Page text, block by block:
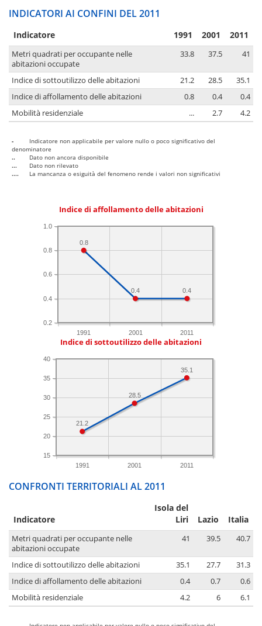
INDICATORI AI CONFINI DEL 2011
Indicatore 1991 2001 2011
Metri quadrati per occupante nelle
abitazioni occupate
33.8 37.5 41
Indice di sottoutilizzo delle abitazioni 21.2 28.5
35.1
Indice di affollamento delle abitazioni
0.8 0.4
0.4
Mobilità residenziale
... 2.7 4.2
-
Indicatore non applicabile per valore nullo o poco significativo del
denominatore
..
Dato non ancora disponibile
...
Dato non rilevato
....
La mancanza o esiguità del fenomeno rende i valori non significativi
Indice di affollamento delle abitazioni
1991 2001 2011
0.2
0.4
0.6
0.8
1.0
0.4
0.4
0.8
Indice di sottoutilizzo delle abitazioni
1991 2001 2011
15
20
25
30
35
40
35.1
28.5
21.2
CONFRONTI TERRITORIALI AL 2011
Indicatore
Isola del
Liri
Lazio Italia
Metri quadrati per occupante nelle
abitazioni occupate
41 39.5 40.7
Indice di sottoutilizzo delle abitazioni 35.1 27.7
31.3
Indice di affollamento delle abitazioni
0.4 0.7
0.6
Mobilità residenziale
4.2 6 6.1